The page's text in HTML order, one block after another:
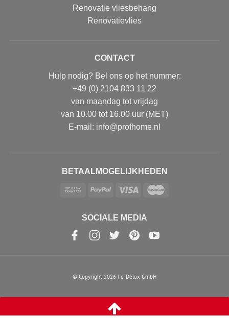
Renovatie vliesbehang
Renovatievlies
CONTACT
Hulp nodig? Bel ons op het nummer:
+49 (0) 2104 833 11 22
van maandag tot vrijdag
van 10.00 tot 16.00 uur (MET)
E-mail: info@profhome.nl
BETAALMOGELIJKHEDEN
SOCIALE MEDIA
© Copyright 2026 | e-Delux GmbH